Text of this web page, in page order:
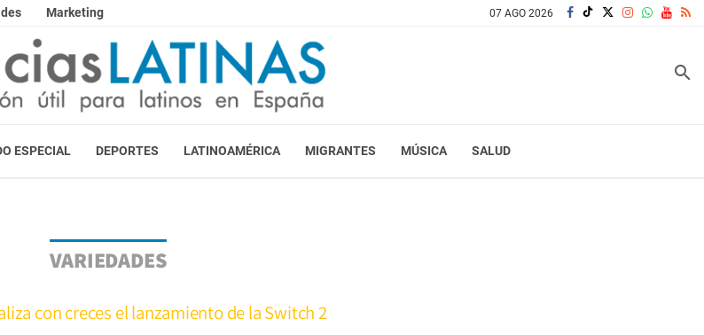
Marketing 07 AGO 2026
search
ESPECIAL DEPORTES LATINOAMÉRICA MIGRANTES MÚSICA SALUD
VARIEDADES
con creces el lanzamiento de la Switch 2